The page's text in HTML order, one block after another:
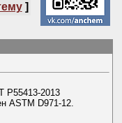
]
Р55413-2013
ASTM D971-12.